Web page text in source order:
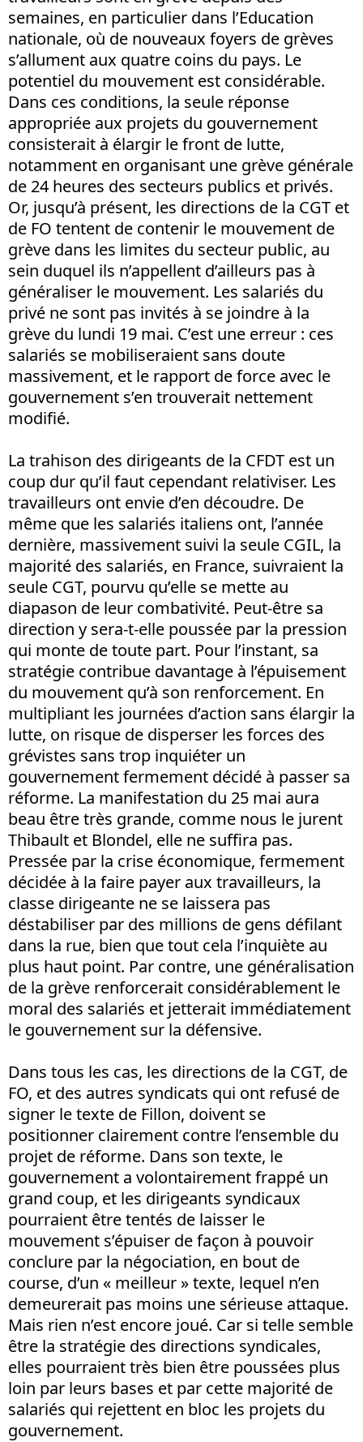
semaines, en particulier dans l’Education
nationale, où de nouveaux foyers de grèves
s’allument aux quatre coins du pays. Le
potentiel du mouvement est considérable.
Dans ces conditions, la seule réponse
appropriée aux projets du gouvernement
consisterait à élargir le front de lutte,
notamment en organisant une grève générale
de 24 heures des secteurs publics et privés.
Or, jusqu’à présent, les directions de la CGT et
de FO tentent de contenir le mouvement de
grève dans les limites du secteur public, au
sein duquel ils n’appellent d’ailleurs pas à
généraliser le mouvement. Les salariés du
privé ne sont pas invités à se joindre à la
grève du lundi 19 mai. C’est une erreur : ces
salariés se mobiliseraient sans doute
massivement, et le rapport de force avec le
gouvernement s’en trouverait nettement
modifié.
La trahison des dirigeants de la CFDT est un
coup dur qu’il faut cependant relativiser. Les
travailleurs ont envie d’en découdre. De
même que les salariés italiens ont, l’année
dernière, massivement suivi la seule CGIL, la
majorité des salariés, en France, suivraient la
seule CGT, pourvu qu’elle se mette au
diapason de leur combativité. Peut-être sa
direction y sera-t-elle poussée par la pression
qui monte de toute part. Pour l’instant, sa
stratégie contribue davantage à l’épuisement
du mouvement qu’à son renforcement. En
multipliant les journées d’action sans élargir la
lutte, on risque de disperser les forces des
grévistes sans trop inquiéter un
gouvernement fermement décidé à passer sa
réforme. La manifestation du 25 mai aura
beau être très grande, comme nous le jurent
Thibault et Blondel, elle ne suffira pas.
Pressée par la crise économique, fermement
décidée à la faire payer aux travailleurs, la
classe dirigeante ne se laissera pas
déstabiliser par des millions de gens défilant
dans la rue, bien que tout cela l’inquiète au
plus haut point. Par contre, une généralisation
de la grève renforcerait considérablement le
moral des salariés et jetterait immédiatement
le gouvernement sur la défensive.
Dans tous les cas, les directions de la CGT, de
FO, et des autres syndicats qui ont refusé de
signer le texte de Fillon, doivent se
positionner clairement contre l’ensemble du
projet de réforme. Dans son texte, le
gouvernement a volontairement frappé un
grand coup, et les dirigeants syndicaux
pourraient être tentés de laisser le
mouvement s’épuiser de façon à pouvoir
conclure par la négociation, en bout de
course, d’un « meilleur » texte, lequel n’en
demeurerait pas moins une sérieuse attaque.
Mais rien n’est encore joué. Car si telle semble
être la stratégie des directions syndicales,
elles pourraient très bien être poussées plus
loin par leurs bases et par cette majorité de
salariés qui rejettent en bloc les projets du
gouvernement.